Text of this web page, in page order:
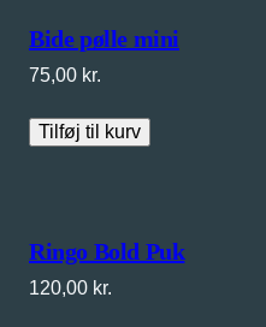
Bide pølle mini
75,00 kr.
Tilføj til kurv
Ringo Bold Puk
120,00 kr.